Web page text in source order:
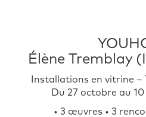
Élène Tremblay
Installations en vitrine
Du 27 octobre au
• 3 œuvres • 3